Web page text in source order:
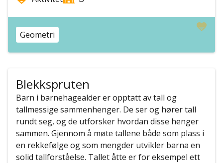
Geometri
Blekkspruten
Barn i barnehagealder er opptatt av tall og
tallmessige sammenhenger. De ser og hører tall
rundt seg, og de utforsker hvordan disse henger
sammen. Gjennom å møte tallene både som plass i
en rekkefølge og som mengder utvikler barna en
solid tallforståelse. Tallet åtte er for eksempel ett